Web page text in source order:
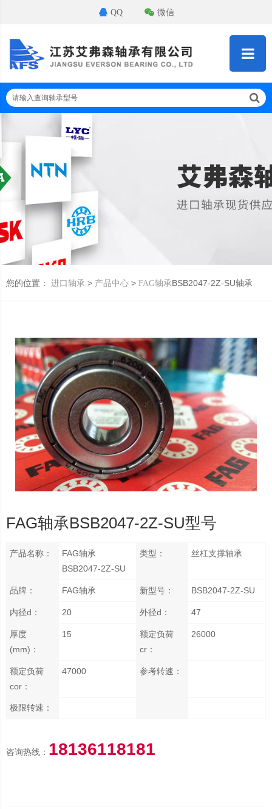
QQ 微信
请输入查询轴承型号
您的位置： 进口轴承 > 产品中心 > FAG轴承BSB2047-2Z-SU轴承
FAG轴承BSB2047-2Z-SU型号
产品名称：
FAG轴承
BSB2047-2Z-SU
类型： 丝杠支撑轴承
品牌： FAG轴承 新型号： BSB2047-2Z-SU
内径d： 20 外径d： 47
厚度
(mm)：
15
额定负荷
cr：
26000
额定负荷
cor：
47000 参考转速：
极限转速：
咨询热线： 18136118181